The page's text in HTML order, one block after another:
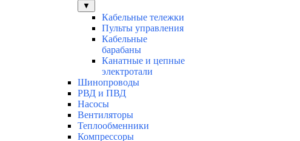
▼
Кабельные тележки
Пульты управления
Кабельные
барабаны
Канатные и цепные
электротали
Шинопроводы
РВД и ПВД
Насосы
Вентиляторы
Теплообменники
Компрессоры